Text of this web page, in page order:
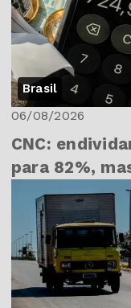
Brasil
06/08/2026
CNC:
para 82%,